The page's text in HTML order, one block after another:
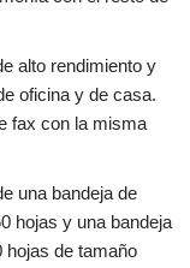
alto rendimiento y
oficina y de casa.
fax con la misma
una bandeja de
hojas y una bandeja
hojas de tamaño